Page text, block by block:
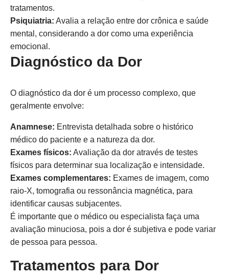
tratamentos.
Psiquiatria: Avalia a relação entre dor crônica e saúde
mental, considerando a dor como uma experiência
emocional.
Diagnóstico da Dor
O diagnóstico da dor é um processo complexo, que
geralmente envolve:
Anamnese: Entrevista detalhada sobre o histórico
médico do paciente e a natureza da dor.
Exames físicos: Avaliação da dor através de testes
físicos para determinar sua localização e intensidade.
Exames complementares: Exames de imagem, como
raio-X, tomografia ou ressonância magnética, para
identificar causas subjacentes.
É importante que o médico ou especialista faça uma
avaliação minuciosa, pois a dor é subjetiva e pode variar
de pessoa para pessoa.
Tratamentos para Dor